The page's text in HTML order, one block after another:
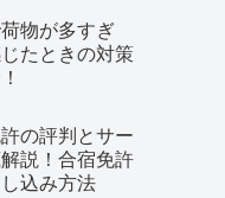
物が多すぎ
たときの対策
の評判とサー
説！合宿免許
込み方法